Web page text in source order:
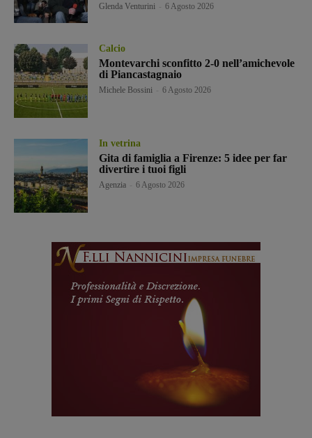
Glenda Venturini 6 Agosto 2026
Calcio
Montevarchi sconfitto 2-0 nell’amichevole
di Piancastagnaio
Michele Bossini 6 Agosto 2026
In vetrina
Gita di famiglia a Firenze: 5 idee per far
divertire i tuoi figli
Agenzia 6 Agosto 2026